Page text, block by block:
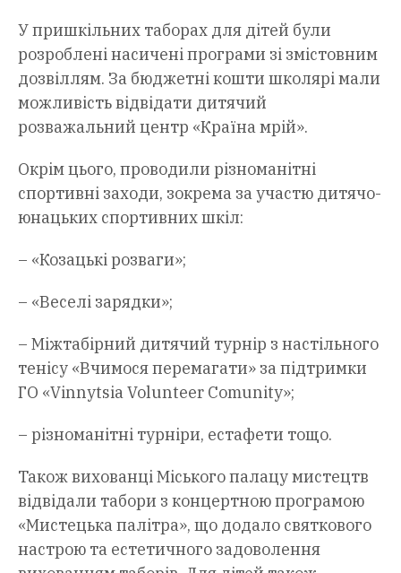
У пришкільних таборах для дітей були
розроблені насичені програми зі змістовним
дозвіллям. За бюджетні кошти школярі мали
можливість відвідати дитячий
розважальний центр «Країна мрій».
Окрім цього, проводили різноманітні
спортивні заходи, зокрема за участю дитячо-
юнацьких спортивних шкіл:
– «Козацькі розваги»;
– «Веселі зарядки»;
– Міжтабірний дитячий турнір з настільного
тенісу «Вчимося перемагати» за підтримки
ГО «Vinnytsia Volunteer Comunity»;
– різноманітні турніри, естафети тощо.
Також вихованці Міського палацу мистецтв
відвідали табори з концертною програмою
«Мистецька палітра», що додало святкового
настрою та естетичного задоволення